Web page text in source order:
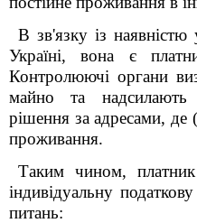
В зв'язку із наявністю
Україні, вона є
Контролюючі органи
майно та надсилають
рішення за адресами, де
проживання.
Таким чином, платник
індивідуальну
питань: